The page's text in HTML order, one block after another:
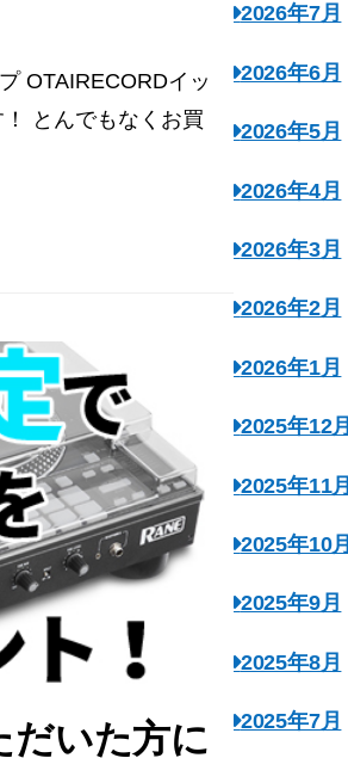
OTAIRECORDイッ
とんでもなくお買
だいた方に
2026年7月
2026年6月
2026年5月
2026年4月
2026年3月
2026年2月
2026年1月
2025年12月
2025年11月
2025年10月
2025年9月
2025年8月
2025年7月